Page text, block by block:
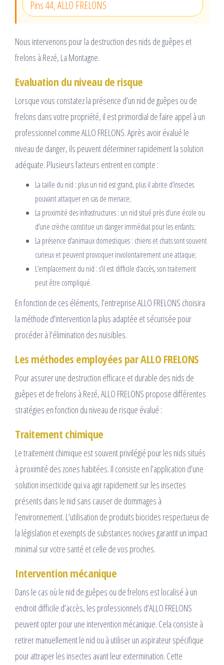
Pins 44, ALLO FRELONS
Nous intervenons pour la destruction des nids de guêpes et
frelons à Rezé, La Montagne.
Evaluation du niveau de risque
Lorsque vous constatez la présence d’un nid de guêpes ou de
frelons dans votre propriété, il est primordial de faire appel à un
professionnel comme ALLO FRELONS. Après avoir évalué le
niveau de danger, ils peuvent déterminer rapidement la solution
adéquate. Plusieurs facteurs entrent en compte :
La taille du nid : plus un nid est grand, plus il abrite d’insectes
pouvant attaquer en cas de menace;
La proximité des infrastructures : un nid situé près d’une école ou
d’une crèche constitue un danger immédiat pour les enfants;
La présence d’animaux domestiques : chiens et chats sont souvent
curieux et peuvent provoquer involontairement une attaque;
L’emplacement du nid : s’il est difficile d’accès, son traitement
peut être compliqué.
En fonction de ces éléments, l’entreprise ALLO FRELONS choisira
la méthode d’intervention la plus adaptée et sécurisée pour
procéder à l’élimination des nuisibles.
Les méthodes employées par ALLO FRELONS
Pour assurer une destruction efficace et durable des nids de
guêpes et de frelons à Rezé, ALLO FRELONS propose différentes
stratégies en fonction du niveau de risque évalué :
Traitement chimique
Le traitement chimique est souvent privilégié pour les nids situés
à proximité des zones habitées. Il consiste en l’application d’une
solution insecticide qui va agir rapidement sur les insectes
présents dans le nid sans causer de dommages à
l’environnement. L’utilisation de produits biocides respectueux de
la législation et exempts de substances nocives garantit un impact
minimal sur votre santé et celle de vos proches.
Intervention mécanique
Dans le cas où le nid de guêpes ou de frelons est localisé à un
endroit difficile d’accès, les professionnels d’ALLO FRELONS
peuvent opter pour une intervention mécanique. Cela consiste à
retirer manuellement le nid ou à utiliser un aspirateur spécifique
pour attraper les insectes avant leur extermination. Cette